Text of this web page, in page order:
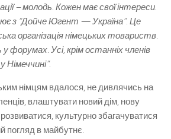
– молодь. Кожен має свої інтереси.
з “Дойче Югент — Україна”. Це
організація німецьких товариств.
форумах. Усі, крім останніх членів
Німеччині”.
німцям вдалося, не дивлячись на
влаштувати новий дім, нову
культурно збагачуватися
погляд в майбутнє.